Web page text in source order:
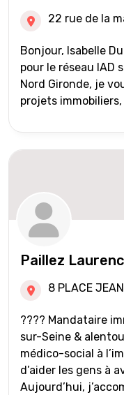
22 rue de la
Bonjour, Isabelle
pour le réseau IAD
Nord Gironde, je
projets
Paillez
8 PLACE
???? Mandataire
sur-Seine & alentours ???? De
médico-social à
d’aider les gens à
Aujourd’hui,